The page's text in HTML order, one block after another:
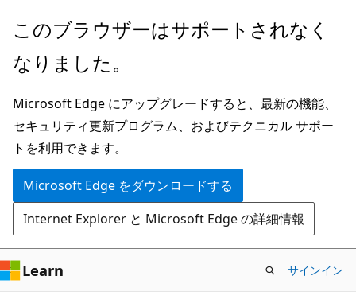
メ
ン
ン
テ
ン
ツ
に
ス
キ
ッ
プ
このブラウザーはサポートされなく
なりました。
Microsoft Edge にアップグレードすると、最新の機能、
セキュリティ更新プログラム、およびテクニカル サポー
トを利用できます。
Microsoft Edge をダウンロードする
Internet Explorer と Microsoft Edge の詳細情報
Learn サインイン